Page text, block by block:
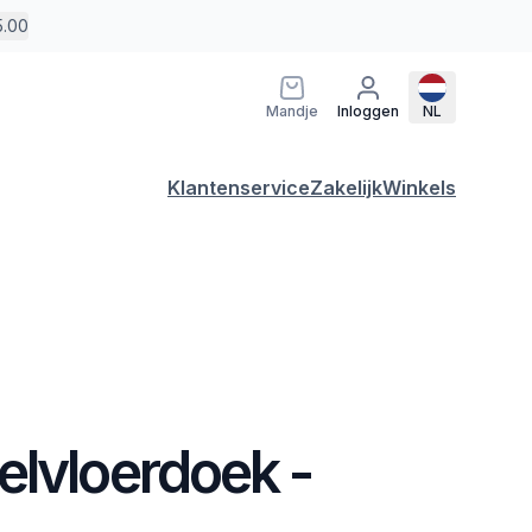
Mandje Inloggen NL
KlantenserviceZakelijkWinkels
-